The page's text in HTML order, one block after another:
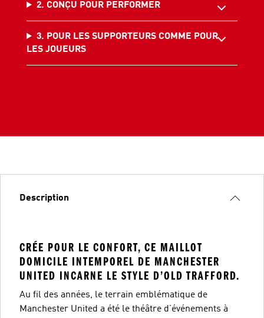
2. CONÇU POUR PERFORMER
3. POUR LES SUPPORTEURS COMME POUR
LES JOUEURS
Description
CRÉE POUR LE CONFORT, CE MAILLOT
DOMICILE INTEMPOREL DE MANCHESTER
UNITED INCARNE LE STYLE D’OLD TRAFFORD.
Au fil des années, le terrain emblématique de
Manchester United a été le théâtre d’événements à